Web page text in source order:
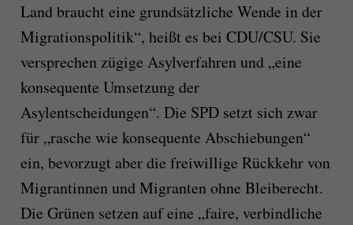
Land braucht eine grundsätzliche Wende in der
Migrationspolitik“, heißt es bei CDU/CSU. Sie
versprechen zügige Asylverfahren und „eine
konsequente Umsetzung der
Asylentscheidungen“. Die SPD setzt sich zwar
für „rasche wie konsequente Abschiebungen“
ein, bevorzugt aber die freiwillige Rückkehr von
Migrantinnen und Migranten ohne Bleiberecht.
Die Grünen setzen auf eine „faire, verbindliche